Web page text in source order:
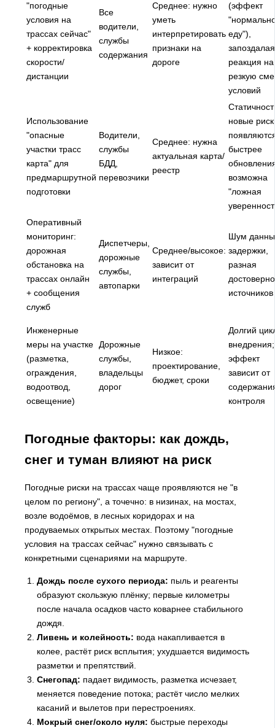
"погодные
условия на
трассах сейчас"
+ корректировка
скорости/
дистанции
Все
водители,
службы
содержания
Среднее: нужно
уметь
интерпретировать
признаки на
дороге
(эффект
еду"),
запоздалая
реакция на
резкую
условий
Использование
"опасные
участки трасс
карта" для
предмаршрутной
подготовки
Водители,
службы
БДД,
перевозчики
Среднее: нужна
актуальная карта/
реестр
новые
быстрее
возможна
"ложная
Оперативный
мониторинг:
дорожная
обстановка на
трассах онлайн
+ сообщения
служб
Диспетчеры,
дорожные
службы,
автопарки
Среднее/высокое:
зависит от
интеграций
Шум
задержки,
разная
источников
Инженерные
меры на участке
(разметка,
ограждения,
водоотвод,
освещение)
Дорожные
службы,
владельцы
дорог
Низкое:
проектирование,
бюджет, сроки
Долгий
внедрения;
эффект
зависит от
контроля
Погодные факторы: как дождь,
снег и туман влияют на риск
Погодные риски на трассах чаще проявляются не "в
целом по региону", а точечно: в низинах, на мостах,
возле водоёмов, в лесных коридорах и на
продуваемых открытых местах. Поэтому "погодные
условия на трассах сейчас" нужно связывать с
конкретными сценариями на маршруте.
Дождь после сухого периода: пыль и реагенты
образуют скользкую плёнку; первые километры
после начала осадков часто коварнее стабильного
дождя.
Ливень и колейность: вода накапливается в
колее, растёт риск всплытия; ухудшается видимость
разметки и препятствий.
Снегопад: падает видимость, разметка исчезает,
меняется поведение потока; растёт число мелких
касаний и вылетов при перестроениях.
Мокрый снег/около нуля: быстрые переходы